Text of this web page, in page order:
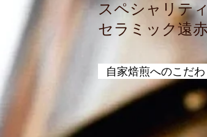
スペシャリテ
セラミック遠
自家焙煎へのこだわ